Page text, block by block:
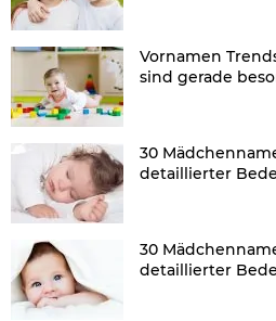
Vornamen
sind gerade
30
detaillierter
30
detaillierter